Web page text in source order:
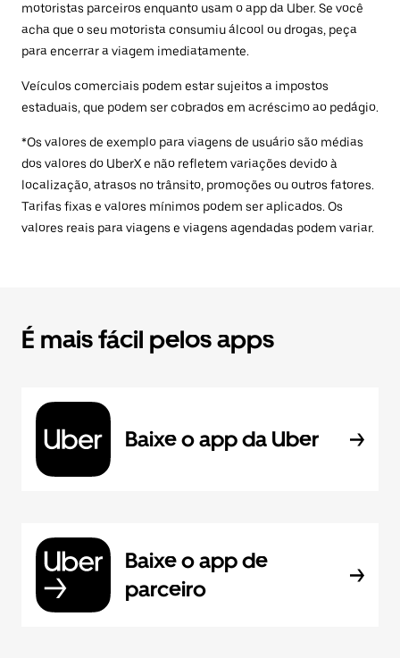
motoristas parceiros enquanto usam o app da Uber. Se você
acha que o seu motorista consumiu álcool ou drogas, peça
para encerrar a viagem imediatamente.
Veículos comerciais podem estar sujeitos a impostos
estaduais, que podem ser cobrados em acréscimo ao pedágio.
*Os valores de exemplo para viagens de usuário são médias
dos valores do UberX e não refletem variações devido à
localização, atrasos no trânsito, promoções ou outros fatores.
Tarifas fixas e valores mínimos podem ser aplicados. Os
valores reais para viagens e viagens agendadas podem variar.
É mais fácil pelos apps
Baixe o app da Uber
Baixe o app de
parceiro